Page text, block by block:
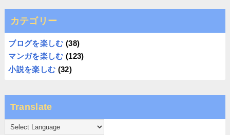
カテゴリー
ブログを楽しむ (38)
マンガを楽しむ (123)
小説を楽しむ (32)
Translate